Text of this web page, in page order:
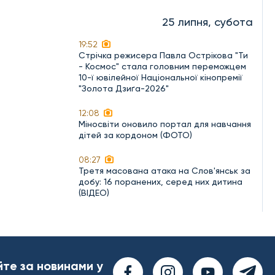
25 липня, субота
19:52
Стрічка режисера Павла Острікова "Ти
- Космос" стала головним переможцем
10-ї ювілейної Національної кінопремії
"Золота Дзиґа-2026"
12:08
Міносвіти оновило портал для навчання
дітей за кордоном (ФОТО)
08:27
Третя масована атака на Слов'янськ за
добу: 16 поранених, серед них дитина
(ВІДЕО)
за новинами у